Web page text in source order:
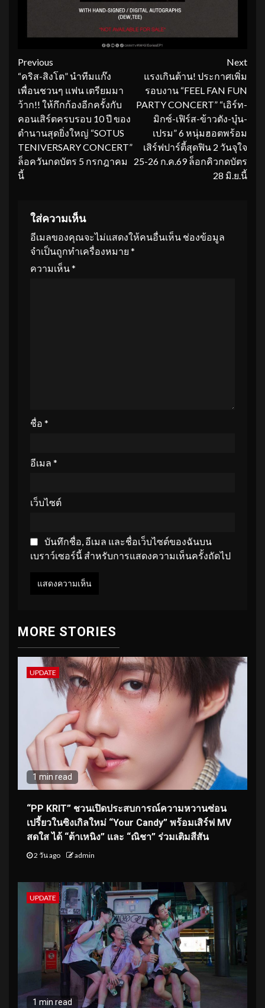
Continue
Reading
Previous
“คริส-สิงโต” นำทีมแก๊ง
เพื่อนชวนๆ แฟน เตรียมมา
ว้าก!! ให้กึกก้องอีกครั้งกับ
คอนเสิร์ตครบรอบ 10 ปี ของ
ตำนานสุดยิ่งใหญ่ “SOTUS
TENIVERSARY CONCERT”
ล็อควันกดบัตร 5 กรกฎาคม
นี้
Next
แรงเกินต้าน! ประกาศเพิ่ม
รอบงาน “FEEL FAN FUN
PARTY CONCERT” “เอิร์ท-
มิกซ์-เฟิร์ส-ข้าวตัง-บุ๋น-
เปรม” 6 หนุ่มฮอตพร้อม
เสิร์ฟปาร์ตี้สุดฟิน 2 วันจุใจ
25-26 ก.ค.69 ล็อกคิวกดบัตร
28 มิ.ย.นี้
ใส่ความเห็น
อีเมลของคุณจะไม่แสดงให้คนอื่นเห็น ช่องข้อมูล
จำเป็นถูกทำเครื่องหมาย *
ความเห็น*
ชื่อ *
อีเมล *
เว็บไซต์
บันทึกชื่อ, อีเมล และชื่อเว็บไซต์ของฉันบน
เบราว์เซอร์นี้ สำหรับการแสดงความเห็นครั้งถัดไป
MORE STORIES
UPDATE
1 min read
“PP KRIT” ชวนเปิดประสบการณ์ความหวานซ่อน
เปรี้ยวในซิงเกิลใหม่ “Your Candy” พร้อมเสิร์ฟ MV
สดใส ได้ “ต้าเหนิง” และ “ณิชา” ร่วมเติมสีสัน
2 วัน ago admin
UPDATE
1 min read